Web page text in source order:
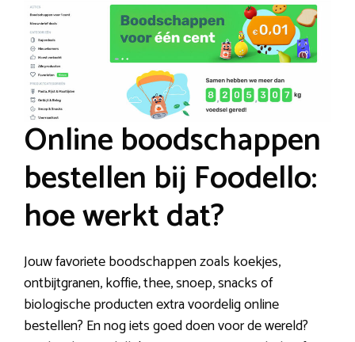
Online boodschappen
bestellen bij Foodello:
hoe werkt dat?
Jouw favoriete boodschappen zoals koekjes,
ontbijtgranen, koffie, thee, snoep, snacks of
biologische producten extra voordelig online
bestellen? En nog iets goed doen voor de wereld?